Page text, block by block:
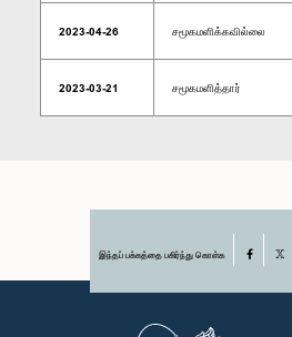
2023-04-26 சமூகமளிக்கவில்லை
2023-03-21 சமூகமளித்தார்
இந்தப் பக்கத்தை பகிர்ந்து கொள்க Facebook